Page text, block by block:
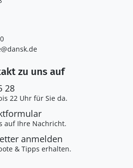
zu uns auf
28
22 Uhr für Sie da.
auf Ihre Nachricht.
anmelden
& Tipps erhalten.